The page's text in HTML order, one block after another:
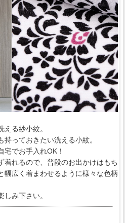
る紗小紋。
っておきたい洗える小紋。
宅でお手入れOK！
着れるので、普段のお出かけはもち
幅広く着まわせるように様々な色柄
み下さい。